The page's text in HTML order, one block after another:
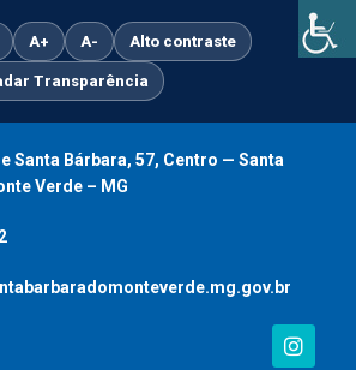
A+ A- Alto contraste
Transparência
Santa Bárbara, 57, Centro — Santa
Verde – MG
I
n